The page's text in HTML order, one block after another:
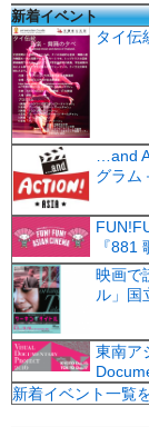
新着イベント
タイ伝
…and
グラム
『881
映画で
ル」国
東南ア
新着イベント一覧